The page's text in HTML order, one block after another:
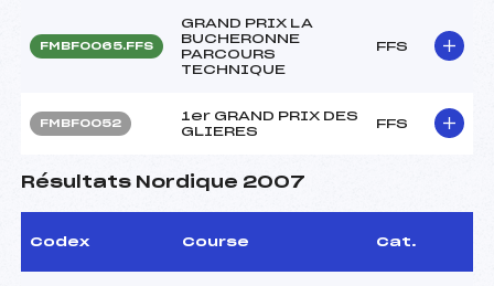
FMBF0065.FFS
GRAND PRIX LA
BUCHERONNE
PARCOURS
TECHNIQUE
FFS
FMBF0052
1er GRAND PRIX DES
GLIERES
FFS
Résultats Nordique 2007
Codex Course Cat.